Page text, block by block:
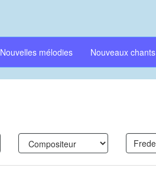
Nouvelles mélodies Nouveaux chants